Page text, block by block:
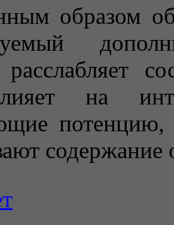
образом
расслабляет
на
потенцию,
содержание